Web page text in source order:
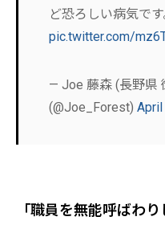
ど恐ろしい病気です
pic.twitter.com/
— Joe 藤森 (長野県
(@Joe_Forest)April
「職員を無能呼ばわ